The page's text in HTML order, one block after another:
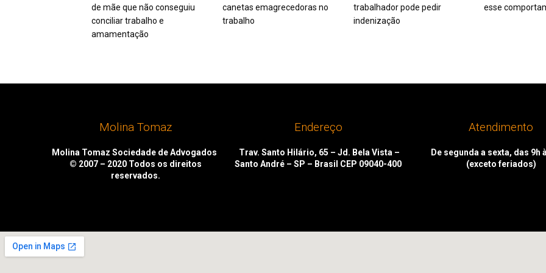
de mãe que não conseguiu
conciliar trabalho e
amamentação
canetas emagrecedoras no
trabalho
trabalhador pode pedir
indenização
esse
Molina Tomaz
Molina Tomaz Sociedade de Advogados
© 2007 – 2020 Todos os direitos
reservados.
Endereço
Trav. Santo Hilário, 65 – Jd. Bela Vista –
Santo André – SP – Brasil CEP 09040-400
Atendimento
De segunda a sexta, das 9h
(exceto feriados)